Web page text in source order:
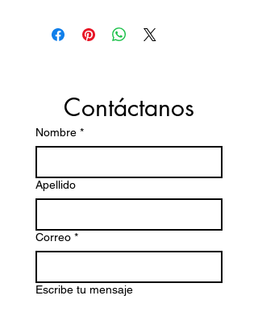
Contáctanos
Nombre *
Apellido
Correo *
Escribe tu mensaje